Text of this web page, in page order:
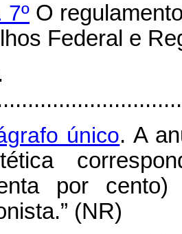
7º O
Federal e
único. A
por
(NR)